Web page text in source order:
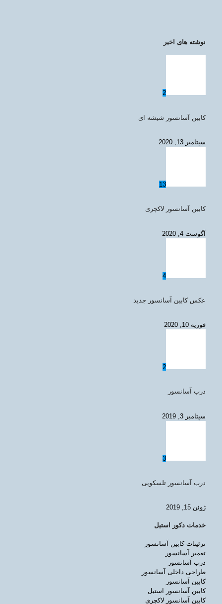
نوشته های اخیر
2
کابین آسانسور شیشه ای
سپتامبر 13, 2020
13
کابین آسانسور لاکچری
آگوست 4, 2020
4
عکس کابین آسانسور جدید
فوریه 10, 2020
2
درب آسانسور
سپتامبر 3, 2019
3
درب آسانسور تلسکوپی
ژوئن 15, 2019
خدمات دکور استیل
تزئینات کابین آسانسور
تعمیر آسانسور
درب آسانسور
طراحی داخلی آسانسور
کابین آسانسور
کابین آسانسور استیل
کابین آسانسور لاکچری